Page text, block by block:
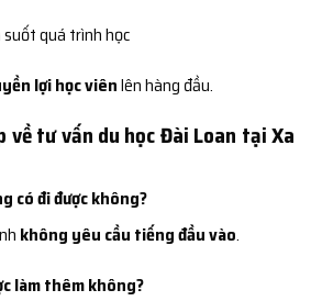
quá trình học
lợi học viênlên hàng đầu.
về tư vấn du học Đài Loan tại Xa
có đi được không?
không yêu cầu tiếng đầu vào.
làm thêm không?